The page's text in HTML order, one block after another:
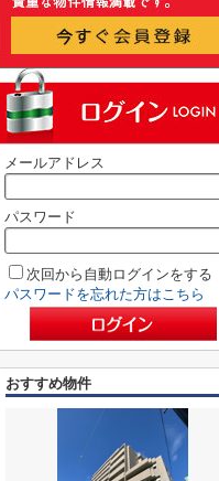
メールアドレス
パスワード
次回から自動ログインをする
パスワードを忘れた方はこちら
おすすめ物件